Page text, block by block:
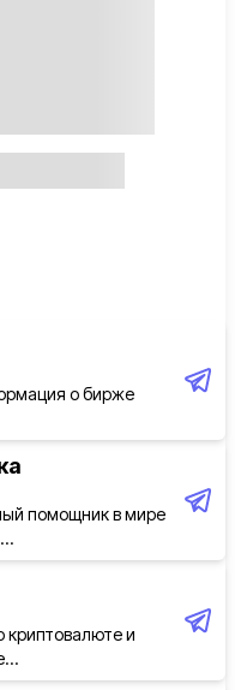
о бирже
помощник в мире
криптовалюте и